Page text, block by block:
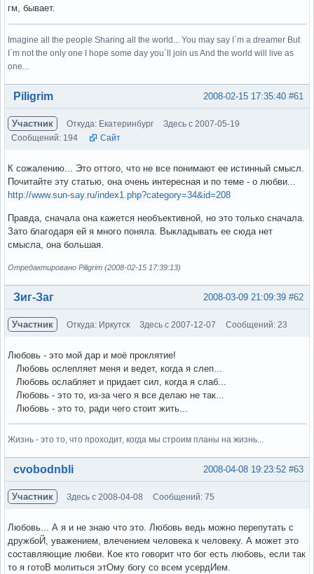
гм, бывает.
Imagine all the people Sharing all the world... You may say I`m a dreamer But
I`m not the only one I hope some day you`ll join us And the world will live as
one...
Вне форума #61
2008-02-15 17:35:40
Piligrim
Участник Откуда: Екатеринбург
Здесь с 2007-05-19
Сообщений: 194
Сайт
К сожалению... Это оттого, что не все понимают ее истинный смысл.
Почитайте эту статью, она очень интересная и по теме - о любви...
http://www.sun-say.ru/index1.php?category=34&id=208
Правда, сначала она кажется необъективной, но это только сначала.
Зато благодаря ей я много поняла. Выкладывать ее сюда нет
смысла, она большая.
Отредактировано Piligrim (2008-02-15 17:39:13)
Вне форума #62
2008-03-09 21:09:39
Зиг-Заг
Участник Откуда: Иркутск Здесь с 2007-12-07 Сообщений: 23
Любовь - это мой дар и моё проклятие!
Любовь ослепляет меня и ведет, когда я слеп...
Любовь ослабляет и придает сил, когда я слаб...
Любовь - это то, из-за чего я все делаю не так...
Любовь - это то, ради чего стоит жить...
Жизнь - это то, что проходит, когда мы строим планы на жизнь...
Вне форума #63
2008-04-08 19:23:52
cvobodnbli
Участник Здесь с 2008-04-08 Сообщений: 75
Любовь... А я и не знаю что это. Любовь ведь можно перепутать с
дружбоЙ, уважением, влечением человека к человеку. А может это
составляющие любви. Кое кто говорит что бог есть любовь, если так
то я готоВ молиться этОму богу со всем усердИем.